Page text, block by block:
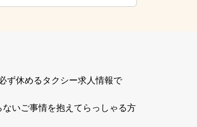
ず休めるタクシー求⼈情報で
いご事情を抱えてらっしゃる⽅